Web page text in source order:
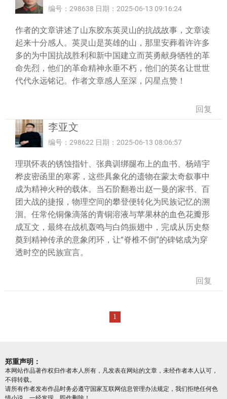
编号：298638 日期：2025-06-13 09:16:24
作者的文章讲述了山东胶东英灵山的抗战故事，文章读
起来十分感人。英灵山是英雄的山，那里安葬着许许多
多的为中国抗战胜利和新中国建立而英勇献身牺牲的革
命先烈，他们的革命精神永垂不朽，他们的英名让世世
代代永远铭记。作者文章感人至深，闪星点赞！
回复
李亚文
编号：298622 日期：2025-06-13 08:06:57
理琪怀表的锈蚀指针、张典训绑腿布上的血书、杨靖宇
桦皮密函里的寒雾，这些具象化的遗物在蒙太奇叙事中
成为精神火种的载体。当石阶翻卷出赵一曼的家书、百
团大战的捷报，物理空间的攀登便转化为民族记忆的溯
洄。任常伦铜像滴落的青铜溶液与苹果林的血色花瓣形
成互文，最终在战机轰鸣与白鸽振翅中，完成从历史祭
奠到精神传承的意象闭环，让“脊椎不倒”的碑铭成为穿
透时空的民族宣言。
回复
1
郑重声明：
本网站作品著作权归作者本人所有，凡发表在网站的文章，未经作者本人认可，
不得转载。
请所有作者发布作品时务必遵守国家互联网信息管理办法规定，我们拒绝任何色